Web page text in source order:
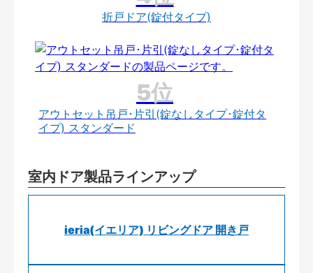
折戸ドア(錠付タイプ)
アウトセット吊戸･片引(錠なしタイプ･錠付タ
イプ) スタンダード
室内ドア製品ラインアップ
ieria(イエリア) リビングドア 開き戸